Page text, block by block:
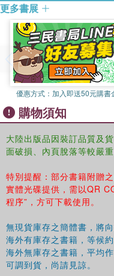
更多書展
優惠方式： 加入即送50元購書
購物須知
大陸出版品因裝訂品質及
面破損、內頁脫落等較嚴
特別提醒：部分書籍附贈
實體光碟提供，需以QR
程序”，方可下載使用。
無現貨庫存之簡體書，將向
海外有庫存之書籍，等候
海外無庫存之書籍，平均
可調到貨，尚請見諒。